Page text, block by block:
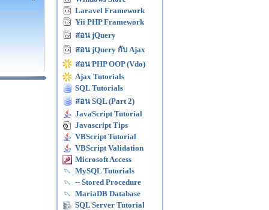
Laravel Framework
Yii PHP Framework
สอน jQuery
สอน jQuery กับ Ajax
สอน PHP OOP (Vdo)
Ajax Tutorials
SQL Tutorials
สอน SQL (Part 2)
JavaScript Tutorial
Javascript Tips
VBScript Tutorial
VBScript Validation
Microsoft Access
MySQL Tutorials
-- Stored Procedure
MariaDB Database
SQL Server Tutorial